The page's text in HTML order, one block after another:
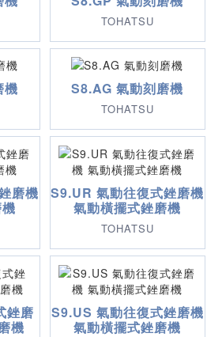
TOHATSU
機 S8.AG 氣動刻磨機
TOHATSU
磨機
S9.UR 氣動往復式銼磨機
氣動橫擺式銼磨機
TOHATSU
銼磨
機
S9.US 氣動往復式銼磨機
氣動橫擺式銼磨機